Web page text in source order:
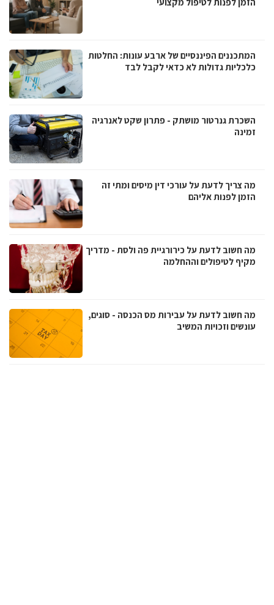
המתכננים הפיננסיים של ארבע עונות: החלטות
כלכליות גדולות לא כדאי לקבל לבד
השכרת גנרטור מושתק - פתרון שקט לאנרגיה
זמינה
מה צריך לדעת על עורכי דין מיסים ומתי זה
הזמן לפנות אליהם
מה חשוב לדעת על כירורגיית פה ולסת - מדריך
מקיף לטיפולים וההחלמה
מה חשוב לדעת על עבירות מס הכנסה - סוגים,
עונשים וזכויות המשיב